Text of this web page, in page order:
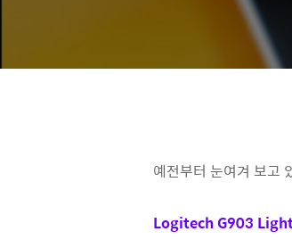
예전부터 눈여겨 보고
Logitech G903